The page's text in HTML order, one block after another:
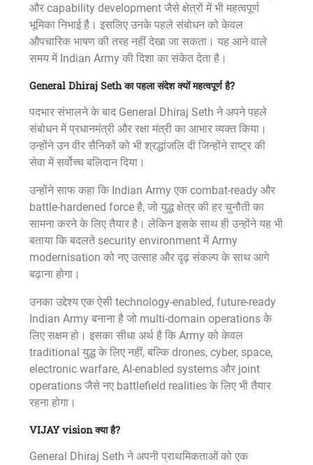
और capability development जैसे क्षेत्रों में भी महत्वपूर्ण
भूमिका निभाई है। इसलिए उनके पहले संबोधन को केवल
औपचारिक भाषण की तरह नहीं देखा जा सकता। यह आने वाले
समय में Indian Army की दिशा का संकेत देता है।
General Dhiraj Seth का पहला संदेश क्यों महत्वपूर्ण है?
पदभार संभालने के बाद General Dhiraj Seth ने अपने पहले
संबोधन में प्रधानमंत्री और रक्षा मंत्री का आभार व्यक्त किया।
उन्होंने उन वीर सैनिकों को भी श्रद्धांजलि दी जिन्होंने राष्ट्र की
सेवा में सर्वोच्च बलिदान दिया।
उन्होंने साफ कहा कि Indian Army एक combat-ready और
battle-hardened force है, जो युद्ध क्षेत्र की हर चुनौती का
सामना करने के लिए तैयार है। लेकिन इसके साथ ही उन्होंने यह भी
बताया कि बदलते security environment में Army
modernisation को नए उत्साह और दृढ़ संकल्प के साथ आगे
बढ़ाना होगा।
उनका उद्देश्य एक ऐसी technology-enabled, future-ready
Indian Army बनाना है जो multi-domain operations के
लिए सक्षम हो। इसका सीधा अर्थ है कि Army को केवल
traditional युद्ध के लिए नहीं, बल्कि drones, cyber, space,
electronic warfare, AI-enabled systems और joint
operations जैसे नए battlefield realities के लिए भी तैयार
रहना होगा।
VIJAY vision क्या है?
General Dhiraj Seth ने अपनी प्राथमिकताओं को एक